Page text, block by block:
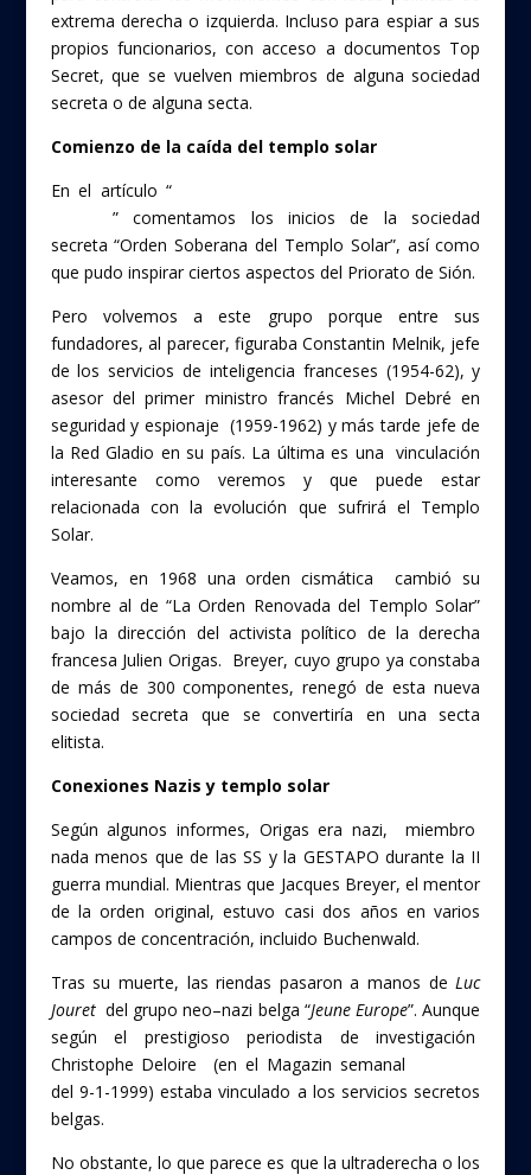
extrema derecha o izquierda. Incluso para espiar a sus
propios funcionarios, con acceso a documentos Top
Secret, que se vuelven miembros de alguna sociedad
secreta o de alguna secta.
Comienzo de la caída del templo solar
En el artículo “
” comentamos los inicios de la sociedad
secreta “Orden Soberana del Templo Solar”, así como
que pudo inspirar ciertos aspectos del Priorato de Sión.
Pero volvemos a este grupo porque entre sus
fundadores, al parecer, figuraba Constantin Melnik, jefe
de los servicios de inteligencia franceses (1954-62), y
asesor del primer ministro francés Michel Debré en
seguridad y espionaje (1959-1962) y más tarde jefe de
la Red Gladio en su país. La última es una vinculación
interesante como veremos y que puede estar
relacionada con la evolución que sufrirá el Templo
Solar.
Veamos, en 1968 una orden cismática cambió su
nombre al de “La Orden Renovada del Templo Solar”
bajo la dirección del activista político de la derecha
francesa Julien Origas. Breyer, cuyo grupo ya constaba
de más de 300 componentes, renegó de esta nueva
sociedad secreta que se convertiría en una secta
elitista.
Conexiones Nazis y templo solar
Según algunos informes, Origas era nazi, miembro
nada menos que de las SS y la GESTAPO durante la II
guerra mundial. Mientras que Jacques Breyer, el mentor
de la orden original, estuvo casi dos años en varios
campos de concentración, incluido Buchenwald.
Tras su muerte, las riendas pasaron a manos deLuc
Jouretdel grupo neo–nazi belga “Jeune Europe”. Aunque
según el prestigioso periodista de investigación
Christophe Deloire (en el Magazin semanal
del 9-1-1999) estaba vinculado a los servicios secretos
belgas.
No obstante, lo que parece es que la ultraderecha o los